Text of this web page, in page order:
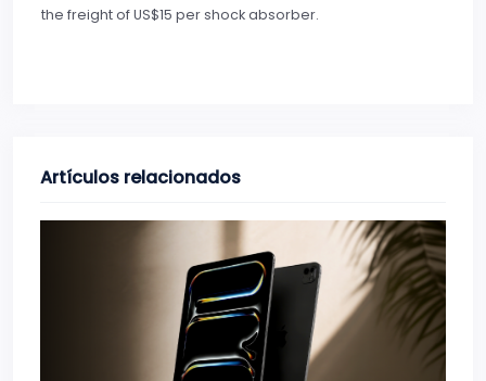
the freight of US$15 per shock absorber.
Artículos relacionados